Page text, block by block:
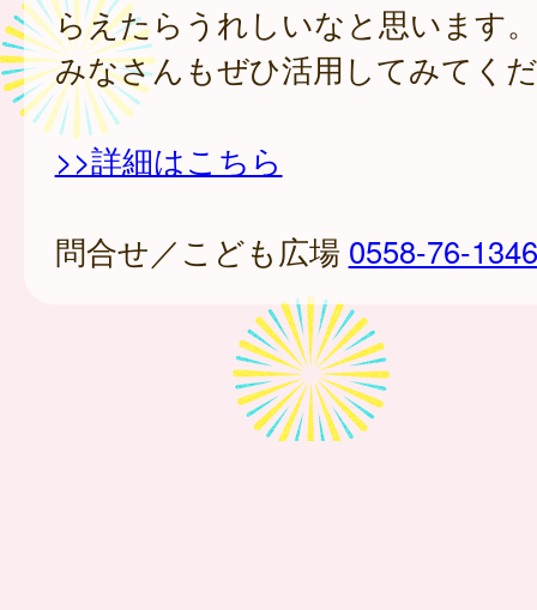
らえたらうれしいなと思います。
みなさんもぜひ活用してみてく
>>詳細はこちら
問合せ／こども広場 0558-76-1346